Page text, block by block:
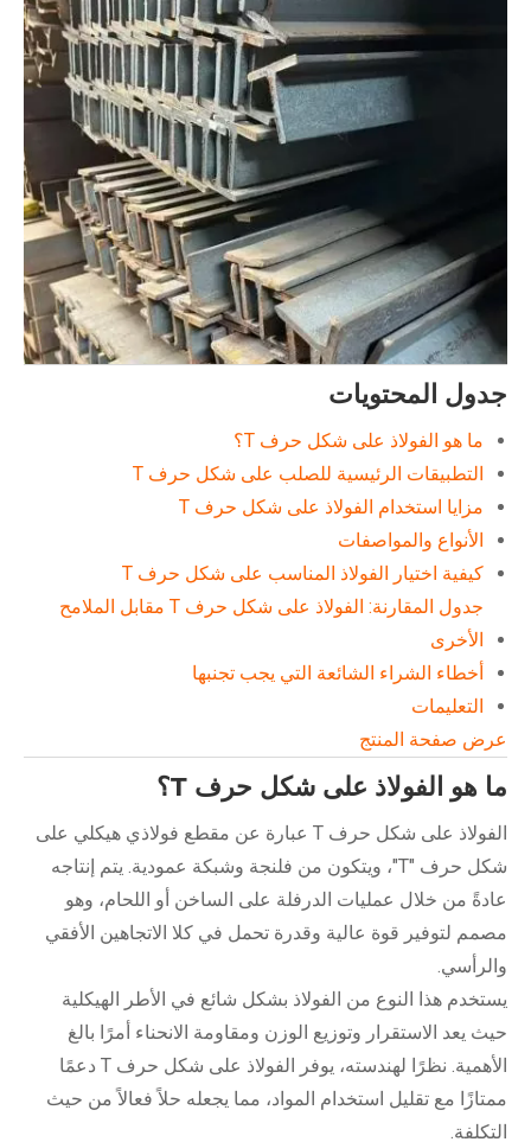
جدول المحتويات
ما هو الفولاذ على شكل حرف T؟
التطبيقات الرئيسية للصلب على شكل حرف T
مزايا استخدام الفولاذ على شكل حرف T
الأنواع والمواصفات
كيفية اختيار الفولاذ المناسب على شكل حرف T
جدول المقارنة: الفولاذ على شكل حرف T مقابل الملامح
الأخرى
أخطاء الشراء الشائعة التي يجب تجنبها
التعليمات
عرض صفحة المنتج
ما هو الفولاذ على شكل حرف T؟
الفولاذ على شكل حرف T عبارة عن مقطع فولاذي هيكلي على
شكل حرف "T"، ويتكون من فلنجة وشبكة عمودية. يتم إنتاجه
عادةً من خلال عمليات الدرفلة على الساخن أو اللحام، وهو
مصمم لتوفير قوة عالية وقدرة تحمل في كلا الاتجاهين الأفقي
والرأسي.
يستخدم هذا النوع من الفولاذ بشكل شائع في الأطر الهيكلية
حيث يعد الاستقرار وتوزيع الوزن ومقاومة الانحناء أمرًا بالغ
الأهمية. نظرًا لهندسته، يوفر الفولاذ على شكل حرف T دعمًا
ممتازًا مع تقليل استخدام المواد، مما يجعله حلاً فعالاً من حيث
التكلفة.